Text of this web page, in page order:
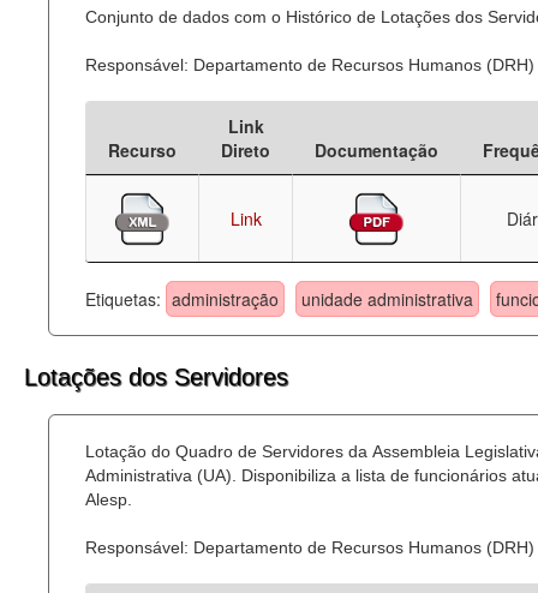
Conjunto de dados com o Histórico de Lotações dos
Responsável: Departamento de Recursos Humanos (DRH)
Recurso
Link
Direto
Documentação
Link
Etiquetas: administração unidade administrativa
Lotações dos Servidores
Lotação do Quadro de Servidores da Assembleia
Administrativa (UA). Disponibiliza a lista de funcionários
Alesp.
Responsável: Departamento de Recursos Humanos (DRH)